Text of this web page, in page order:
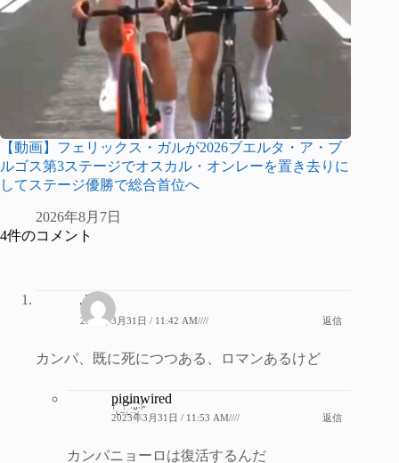
【動画】フェリックス・ガルが2026ブエルタ・ア・ブ
ルゴス第3ステージでオスカル・オンレーを置き去りに
してステージ優勝で総合首位へ
2026年8月7日
4件のコメント
ふぐ
2023年3月31日 / 11:42 AM//// 返信
カンパ、既に死につつある、ロマンあるけど
piginwired
2023年3月31日 / 11:53 AM//// 返信
カンパニョーロは復活するんだ